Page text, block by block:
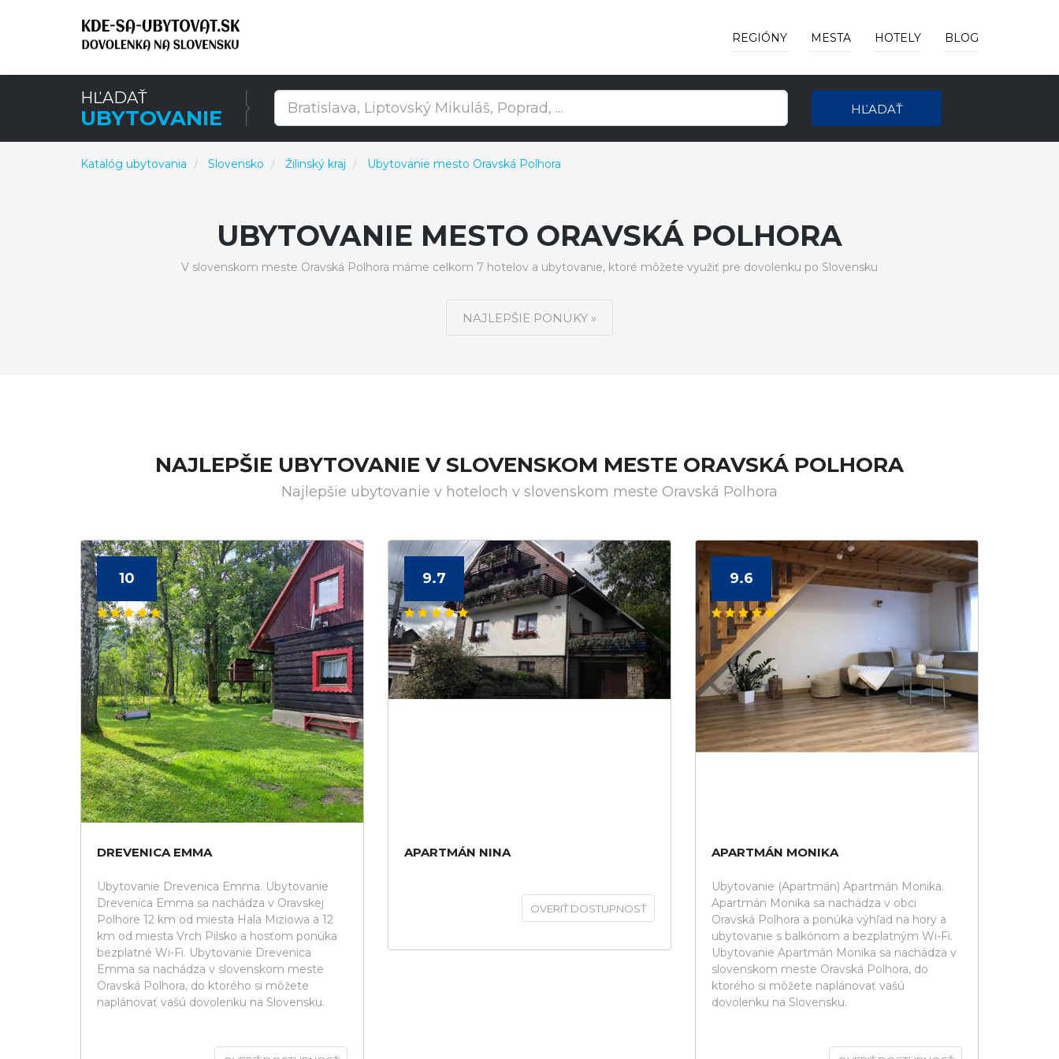
REGIÓNY MESTA HOTELY BLOG
HĽADAŤ
UBYTOVANIE HĽADAŤ
Katalóg ubytovania Slovensko Žilinský kraj Ubytovanie mesto Oravská Polhora
UBYTOVANIE MESTO ORAVSKÁ POLHORA
V slovenskom meste Oravská Polhora máme celkom 7 hotelov a ubytovanie, ktoré môžete využiť pre dovolenku po Slovensku
NAJLEPŠIE PONUKY »
NAJLEPŠIE UBYTOVANIE V SLOVENSKOM MESTE ORAVSKÁ POLHORA
Najlepšie ubytovanie v hoteloch v slovenskom meste Oravská Polhora
10
DREVENICA EMMA
Ubytovanie Drevenica Emma. Ubytovanie
Drevenica Emma sa nachádza v Oravskej
Polhore 12 km od miesta Hala Miziowa a 12
km od miesta Vrch Pilsko a hosťom ponúka
bezplatné Wi-Fi. Ubytovanie Drevenica
Emma sa nachádza v slovenskom meste
Oravská Polhora, do ktorého si môžete
naplánovať vašú dovolenku na Slovensku.
9.7
APARTMÁN NINA
OVERIŤ DOSTUPNOSŤ
9.6
APARTMÁN MONIKA
Ubytovanie (Apartmán) Apartmán Monika.
Apartmán Monika sa nachádza v obci
Oravská Polhora a ponúka výhľad na hory a
ubytovanie s balkónom a bezplatným Wi-Fi.
Ubytovanie Apartmán Monika sa nachádza v
slovenskom meste Oravská Polhora, do
ktorého si môžete naplánovať vašú
dovolenku na Slovensku.